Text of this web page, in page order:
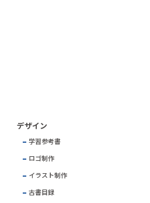
デザイン
学習参考書
ロゴ制作
イラスト制作
古書目録